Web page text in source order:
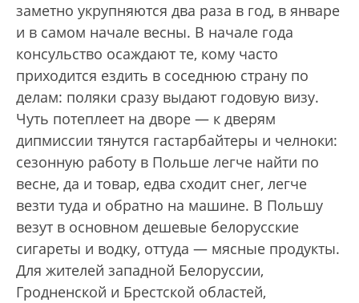
заметно укрупняются два раза в год, в январе
и в самом начале весны. В начале года
консульство осаждают те, кому часто
приходится ездить в соседнюю страну по
делам: поляки сразу выдают годовую визу.
Чуть потеплеет на дворе — к дверям
дипмиссии тянутся гастарбайтеры и челноки:
сезонную работу в Польше легче найти по
весне, да и товар, едва сходит снег, легче
везти туда и обратно на машине. В Польшу
везут в основном дешевые белорусские
сигареты и водку, оттуда — мясные продукты.
Для жителей западной Белоруссии,
Гродненской и Брестской областей,